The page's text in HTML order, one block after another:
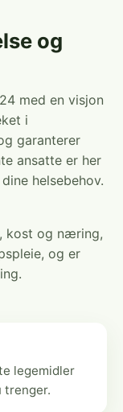
og
med en visjon
i
garanterer
ansatte er her
helsebehov.
kost og næring,
og er
legemidler
trenger.